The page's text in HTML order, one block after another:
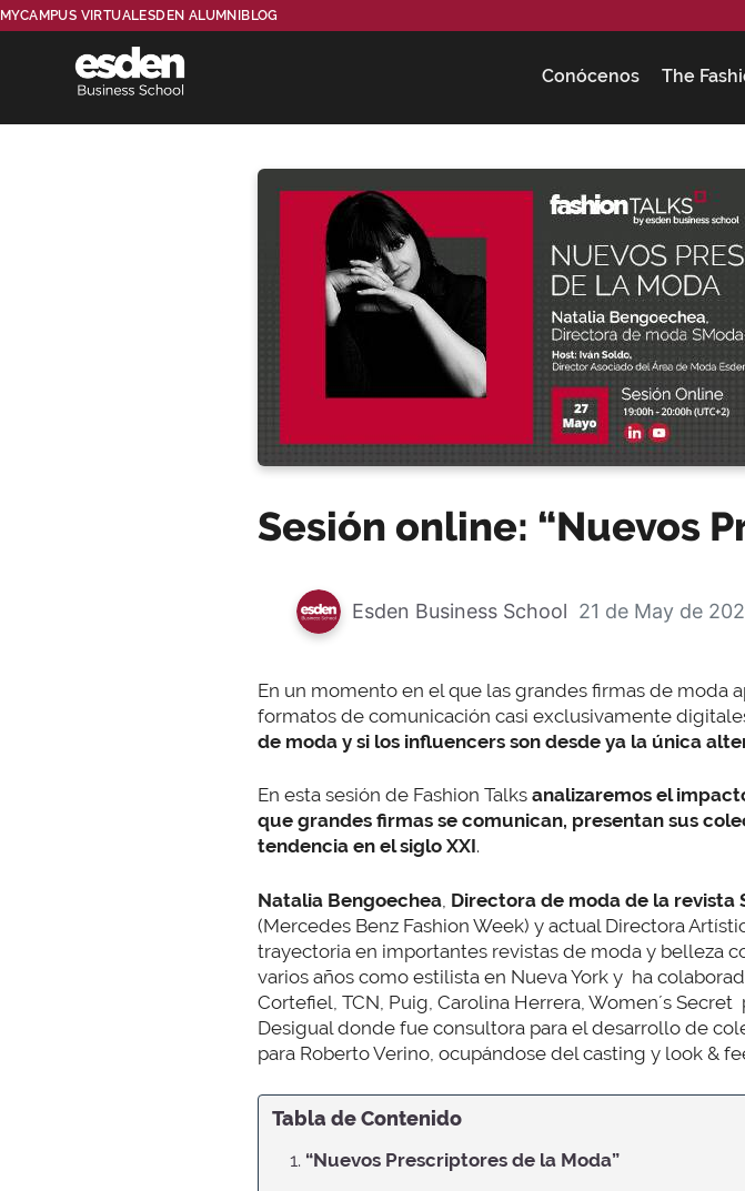
MYCAMPUS VIRTUALESDEN ALUMNI BLOG
Conócenos The
Sesión online: “Nuevos
Esden Business School 21 de May de
En un momento en el que las grandes firmas de
formatos de comunicación casi exclusivamente
de moda y si los influencers son desde ya la única
En esta sesión de Fashion Talks analizaremos el
que grandes firmas se comunican, presentan sus
tendencia en el siglo XXI.
Natalia Bengoechea Directora de moda de la revista
(Mercedes Benz Fashion Week) y actual Directora
trayectoria en importantes revistas de moda y belleza
varios años como estilista en Nueva York y ha
Cortefiel, TCN, Puig, Carolina Herrera, Women´s
Desigual donde fue consultora para el desarrollo de
para Roberto Verino, ocupándose del casting y look &
Tabla de Contenido
1. “Nuevos Prescriptores de la Moda”